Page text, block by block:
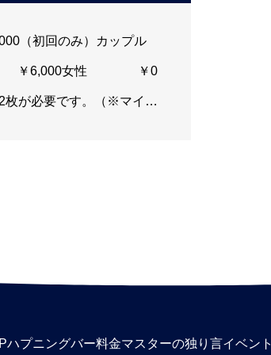
初回のみ）カップル
￥6,000女性 ￥0
が必要です。（※マイナ
ハプニングバー料金マスターの独り言イベント